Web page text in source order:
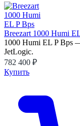
Breezart 1000 Humi
1000 Humi EL P Bps
JetLogic.
782 400 ₽
Купить